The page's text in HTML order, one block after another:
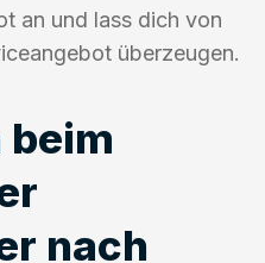
an und lass dich von
überzeugen.
beim
nach